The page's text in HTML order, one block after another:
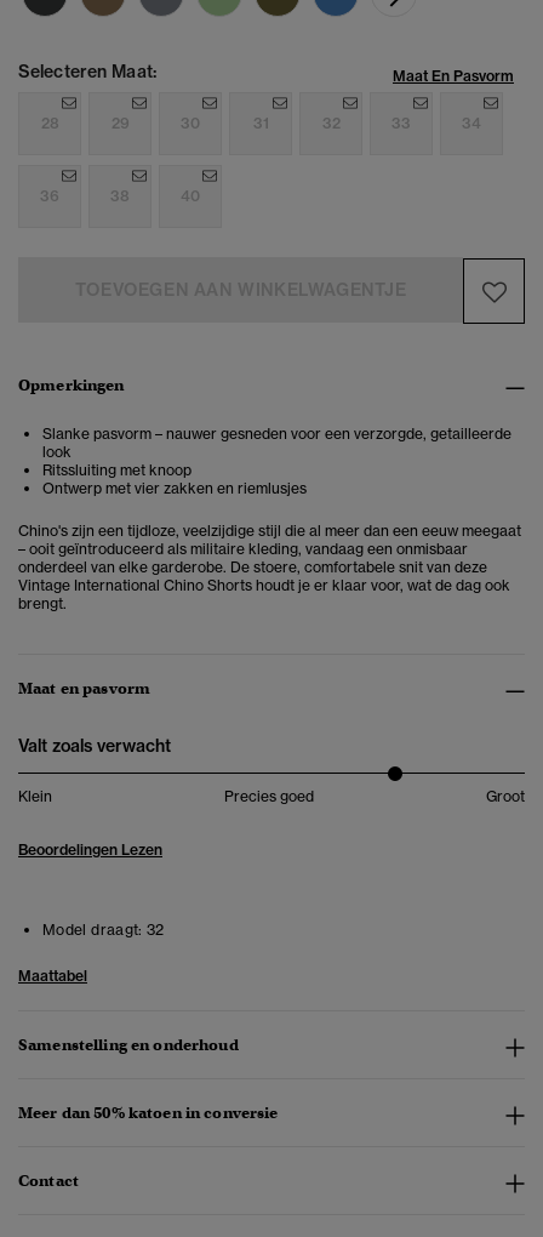
Selecteren Maat: Maat En Pasvorm
28 29 30 31 32 33 34
36 38 40
Opmerkingen
Slanke pasvorm – nauwer gesneden voor een verzorgde, getailleerde
look
Ritssluiting met knoop
Ontwerp met vier zakken en riemlusjes
Chino's zijn een tijdloze, veelzijdige stijl die al meer dan een eeuw meegaat
– ooit geïntroduceerd als militaire kleding, vandaag een onmisbaar
onderdeel van elke garderobe. De stoere, comfortabele snit van deze
Vintage International Chino Shorts houdt je er klaar voor, wat de dag ook
brengt.
Maat en pasvorm
Valt zoals verwacht
Klein Precies goed Groot
Beoordelingen Lezen
Model draagt: 32
Maattabel
Samenstelling en onderhoud
Meer dan 50% katoen in conversie
Contact